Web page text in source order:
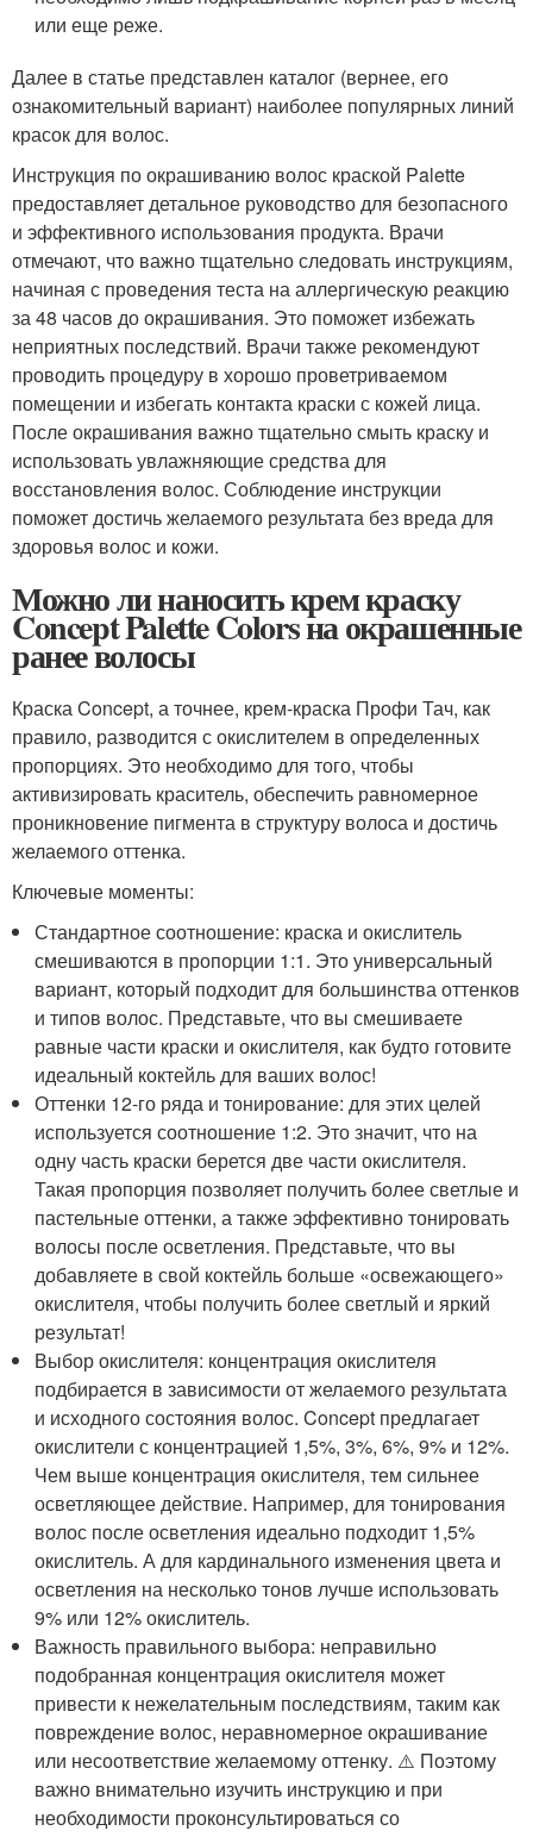
или еще реже.
Далее в статье представлен каталог (вернее, его
ознакомительный вариант) наиболее популярных линий
красок для волос.
Инструкция по окрашиванию волос краской Palette
предоставляет детальное руководство для безопасного
и эффективного использования продукта. Врачи
отмечают, что важно тщательно следовать инструкциям,
начиная с проведения теста на аллергическую реакцию
за 48 часов до окрашивания. Это поможет избежать
неприятных последствий. Врачи также рекомендуют
проводить процедуру в хорошо проветриваемом
помещении и избегать контакта краски с кожей лица.
После окрашивания важно тщательно смыть краску и
использовать увлажняющие средства для
восстановления волос. Соблюдение инструкции
поможет достичь желаемого результата без вреда для
здоровья волос и кожи.
Можно ли наносить крем краску
Concept Palette Colors на окрашенные
ранее волосы
Краска Concept, а точнее, крем-краска Профи Тач, как
правило, разводится с окислителем в определенных
пропорциях. Это необходимо для того, чтобы
активизировать краситель, обеспечить равномерное
проникновение пигмента в структуру волоса и достичь
желаемого оттенка.
Ключевые моменты:
Стандартное соотношение: краска и окислитель
смешиваются в пропорции 1:1. Это универсальный
вариант, который подходит для большинства оттенков
и типов волос. Представьте, что вы смешиваете
равные части краски и окислителя, как будто готовите
идеальный коктейль для ваших волос!
Оттенки 12-го ряда и тонирование: для этих целей
используется соотношение 1:2. Это значит, что на
одну часть краски берется две части окислителя.
Такая пропорция позволяет получить более светлые и
пастельные оттенки, а также эффективно тонировать
волосы после осветления. Представьте, что вы
добавляете в свой коктейль больше «освежающего»
окислителя, чтобы получить более светлый и яркий
результат!
Выбор окислителя: концентрация окислителя
подбирается в зависимости от желаемого результата
и исходного состояния волос. Concept предлагает
окислители с концентрацией 1,5%, 3%, 6%, 9% и 12%.
Чем выше концентрация окислителя, тем сильнее
осветляющее действие. Например, для тонирования
волос после осветления идеально подходит 1,5%
окислитель. А для кардинального изменения цвета и
осветления на несколько тонов лучше использовать
9% или 12% окислитель.
Важность правильного выбора: неправильно
подобранная концентрация окислителя может
привести к нежелательным последствиям, таким как
повреждение волос, неравномерное окрашивание
или несоответствие желаемому оттенку. ⚠️ Поэтому
важно внимательно изучить инструкцию и при
необходимости проконсультироваться со